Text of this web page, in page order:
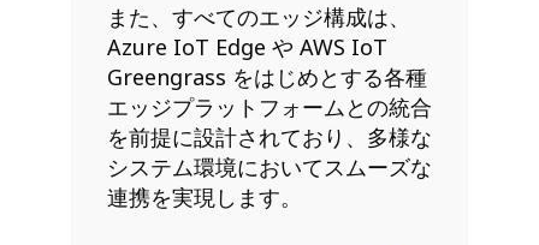
また、すべてのエッジ構成は、
Azure IoT Edge や AWS IoT
Greengrass をはじめとする各種
エッジプラットフォームとの統合
を前提に設計されており、多様な
システム環境においてスムーズな
連携を実現します。